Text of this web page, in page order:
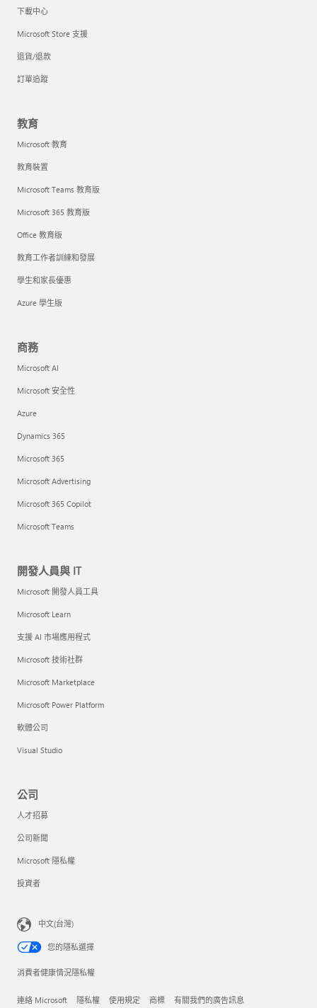
下載中心
Microsoft Store 支援
退貨/退款
訂單追蹤
教育
Microsoft 教育
教育裝置
Microsoft Teams 教育版
Microsoft 365 教育版
Office 教育版
教育工作者訓練和發展
學生和家長優惠
Azure 學生版
商務
Microsoft AI
Microsoft 安全性
Azure
Dynamics 365
Microsoft 365
Microsoft Advertising
Microsoft 365 Copilot
Microsoft Teams
開發人員與 IT
Microsoft 開發人員工具
Microsoft Learn
支援 AI 市場應用程式
Microsoft 技術社群
Microsoft Marketplace
Microsoft Power Platform
軟體公司
Visual Studio
公司
人才招募
公司新聞
Microsoft 隱私權
投資者
中文(台灣)
您的隱私選擇
消費者健康情況隱私權
連絡 Microsoft 隱私權 使用規定 商標 有關我們的廣告訊息